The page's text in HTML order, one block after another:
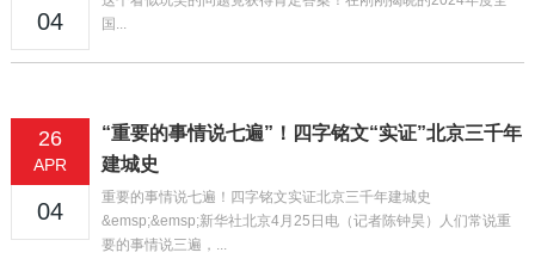
04
国...
26
APR
04
“重要的事情说七遍”！四字铭文“实证”北京三千年
建城史
重要的事情说七遍！四字铭文实证北京三千年建城史
&emsp;&emsp;新华社北京4月25日电（记者陈钟昊）人们常说重
要的事情说三遍，...